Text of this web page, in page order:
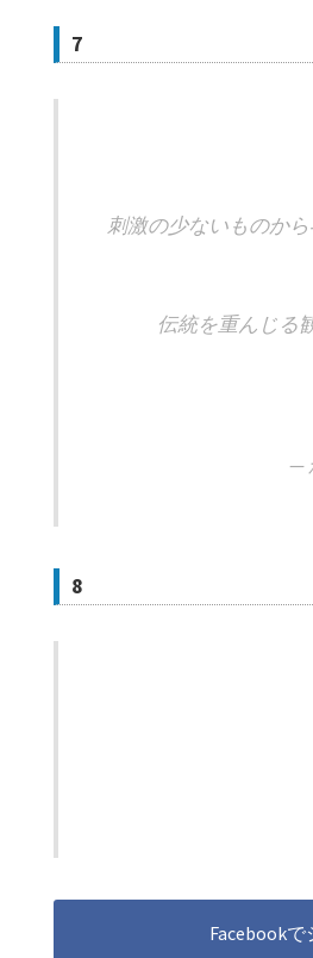
7
刺激の少ないものか
伝統を重んじる
—
8
Facebookで